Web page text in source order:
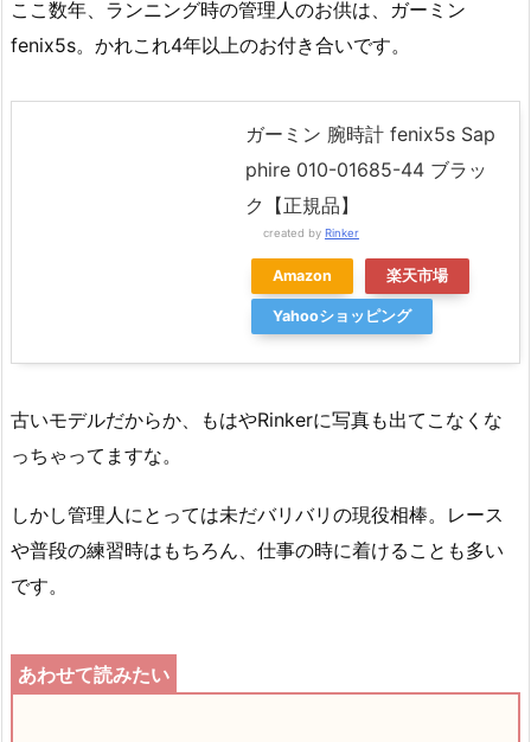
ここ数年、ランニング時の管理人のお供は、ガーミン
fenix5s。かれこれ4年以上のお付き合いです。
ガーミン 腕時計 fenix5s Sap
phire 010-01685-44 ブラッ
ク【正規品】
created by Rinker
Amazon 楽天市場
Yahooショッピング
古いモデルだからか、もはやRinkerに写真も出てこなくな
っちゃってますな。
しかし管理人にとっては未だバリバリの現役相棒。レース
や普段の練習時はもちろん、仕事の時に着けることも多い
です。